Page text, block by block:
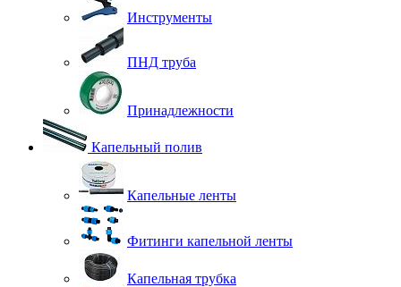
Инструменты
ПНД труба
Принадлежности
Капельный полив
Капельные ленты
Фитинги капельной ленты
Капельная трубка